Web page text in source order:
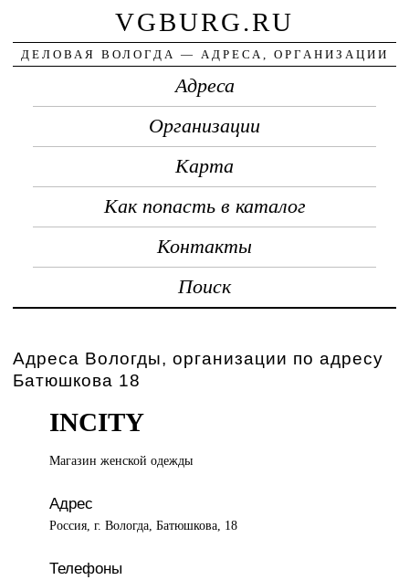
VGBURG.RU
ДЕЛОВАЯ ВОЛОГДА — АДРЕСА, ОРГАНИЗАЦИИ
Адреса
Организации
Карта
Как попасть в каталог
Контакты
Поиск
Адреса Вологды, организации по адресу
Батюшкова 18
INCITY
Магазин женскойодежды
Адрес
Россия, г. Вологда, Батюшкова, 18
Телефоны